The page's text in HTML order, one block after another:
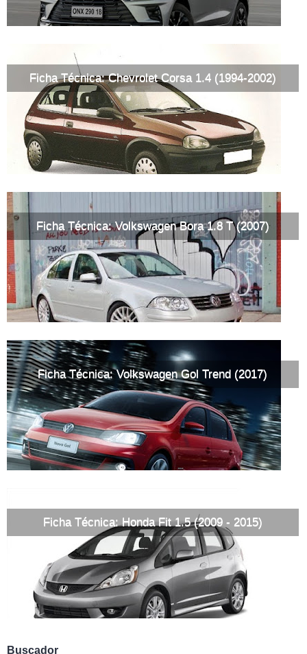
Ficha Técnica: Chevrolet Corsa 1.4 (1994-2002)
Ficha Técnica: Volkswagen Bora 1.8 T (2007)
Ficha Técnica: Volkswagen Gol Trend (2017)
Ficha Técnica: Honda Fit 1.5 (2009 - 2015)
Buscador